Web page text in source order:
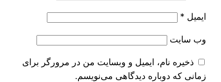
ایمیل *
وب‌ سایت
ذخیره نام، ایمیل و وبسایت من در مرورگر برای
زمانی که دوباره دیدگاهی می‌نویسم.